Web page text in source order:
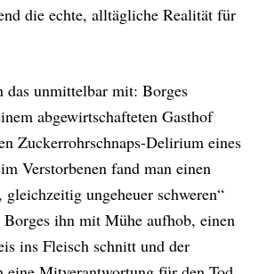
die echte, alltägliche Realität für
das unmittelbar mit: Borges
abgewirtschafteten Gasthof
Zuckerrohrschnaps-Delirium eines
Verstorbenen fand man einen
ungeheuer schweren“
ihn mit Mühe aufhob, einen
ins Fleisch schnitt und der